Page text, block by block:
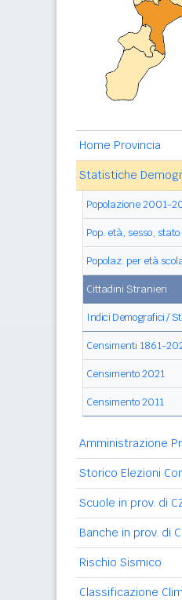
Home Provincia
Statistiche
Popolazione 2001-
Pop. età, sesso,
Popolaz. per età
Cittadini Stranieri
Indici Demografici /
Censimenti 1861-
Censimento 2021
Censimento 2011
Amministrazione
Storico Elezioni
Scuole in prov. di
Banche in prov. di
Rischio Sismico
Classificazione